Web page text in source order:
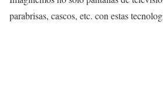
parabrisas, cascos, etc. con estas